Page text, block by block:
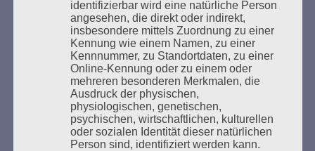
Donnerstag, 21. Mai 2026, 11 – 18 Uhr
Zum 26. Mal gibt es eine Marathonlesung anlässlich
des Gedenkens an die Verbrennung von Büchern am
Kaifu-Ufer – genau an dem Ort, wo im Mai 1933 NS-
Studentenorganisationen und Burschenschaftler
Bücher verbrannten.
identifizierbar wird eine natürliche Person
angesehen, die direkt oder indirekt,
insbesondere mittels Zuordnung zu einer
Kennung wie einem Namen, zu einer
Kennnummer, zu Standortdaten, zu einer
Online-Kennung oder zu einem oder
mehreren besonderen Merkmalen, die
Ausdruck der physischen,
physiologischen, genetischen,
psychischen, wirtschaftlichen, kulturellen
oder sozialen Identität dieser natürlichen
Person sind, identifiziert werden kann.